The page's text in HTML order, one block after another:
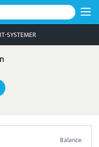
IT-SYSTEMER
Balance